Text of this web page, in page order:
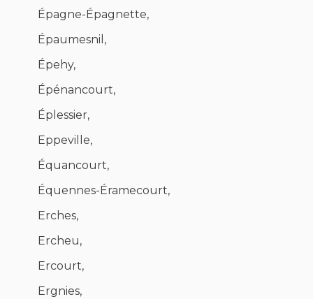
Épagne-Épagnette,
Épaumesnil,
Épehy,
Épénancourt,
Éplessier,
Eppeville,
Équancourt,
Équennes-Éramecourt,
Erches,
Ercheu,
Ercourt,
Ergnies,